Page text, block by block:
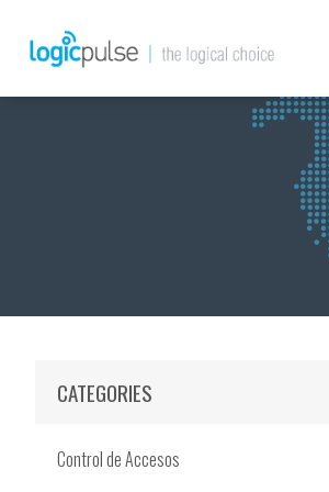
CATEGORIES
Control de Accesos